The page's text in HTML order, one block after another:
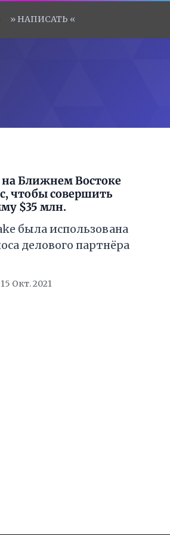
» НАПИСАТЬ «
на Ближнем Востоке
чтобы совершить
$35 млн.
была использована
делового партнёра
15 Окт. 2021